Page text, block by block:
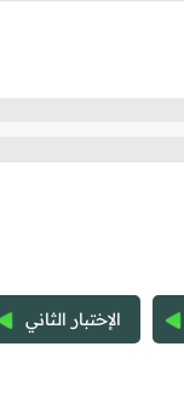
الإختبار الثاني